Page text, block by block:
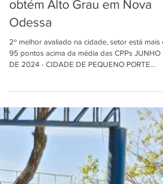
Abastecimento de Água
obtém Alto Grau em Nova
Odessa
2º melhor avaliado na cidade, setor está mais
DE 2024 - CIDADE DE PEQUENO PORTE